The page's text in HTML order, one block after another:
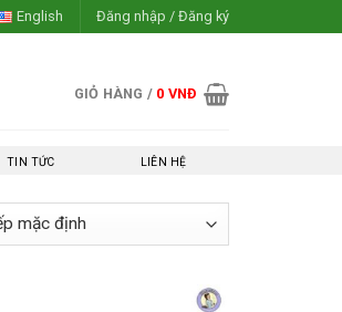
English Đăng nhập / Đăng ký
GIỎ HÀNG / 0 VNĐ
TIN TỨC LIÊN HỆ